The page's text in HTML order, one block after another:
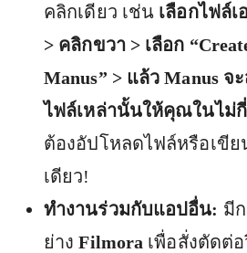
คลิกเดียว เช่น เลือกไฟล์
> คลิกขวา > เลือก
Manus” > แล้ว Manus จ
ไฟล์เหล่านั้นให้คุณในไม่
ต้องอัปโหลดไฟล์หรือเขี
เดียว!
ทำงานร่วมกับแอปอื่น: มี
ย่างFilmora เพื่อสั่งตัดต่